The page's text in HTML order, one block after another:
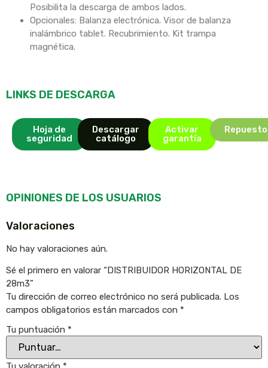
Posibilita la descarga de ambos lados.
Opcionales: Balanza electrónica. Visor de balanza
inalámbrico tablet. Recubrimiento. Kit trampa
magnética.
LINKS DE DESCARGA
Hoja de
seguridad
Descargar
catálogo
Activar
garantía
OPINIONES DE LOS USUARIOS
Valoraciones
No hay valoraciones aún.
Sé el primero en valorar “DISTRIBUIDOR HORIZONTAL DE
28m3”
Tu dirección de correo electrónico no será publicada. Los
campos obligatorios están marcados con *
Tu puntuación *